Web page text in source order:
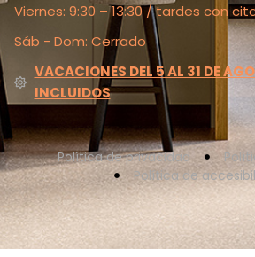
Viernes: 9:30 – 13:30 / tardes con
Sáb - Dom: Cerrado
VACACIONES DEL 5 AL 31 DE
INCLUIDOS
Política de privacidad
Política de